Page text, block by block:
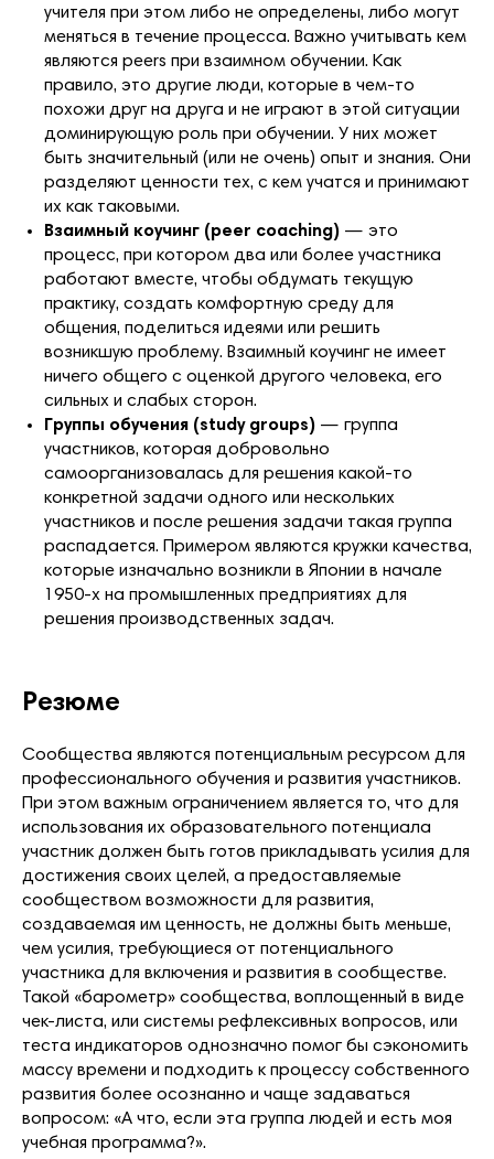
учителя при этом либо не определены, либо могут
меняться в течение процесса. Важно учитывать кем
являются peers при взаимном обучении. Как
правило, это другие люди, которые в чем-то
похожи друг на друга и не играют в этой ситуации
доминирующую роль при обучении. У них может
быть значительный (или не очень) опыт и знания. Они
разделяют ценности тех, с кем учатся и принимают
их как таковыми.
Взаимный коучинг (peer coaching) — это
процесс, при котором два или более участника
работают вместе, чтобы обдумать текущую
практику, создать комфортную среду для
общения, поделиться идеями или решить
возникшую проблему. Взаимный коучинг не имеет
ничего общего с оценкой другого человека, его
сильных и слабых сторон.
Группы обучения (study groups) — группа
участников, которая добровольно
самоорганизовалась для решения какой-то
конкретной задачи одного или нескольких
участников и после решения задачи такая группа
распадается. Примером являются кружки качества,
которые изначально возникли в Японии в начале
1950-х на промышленных предприятиях для
решения производственных задач.
Резюме
Сообщества являются потенциальным ресурсом для
профессионального обучения и развития участников.
При этом важным ограничением является то, что для
использования их образовательного потенциала
участник должен быть готов прикладывать усилия для
достижения своих целей, а предоставляемые
сообществом возможности для развития,
создаваемая им ценность, не должны быть меньше,
чем усилия, требующиеся от потенциального
участника для включения и развития в сообществе.
Такой «барометр» сообщества, воплощенный в виде
чек-листа, или системы рефлексивных вопросов, или
теста индикаторов однозначно помог бы сэкономить
массу времени и подходить к процессу собственного
развития более осознанно и чаще задаваться
вопросом: «А что, если эта группа людей и есть моя
учебная программа?».